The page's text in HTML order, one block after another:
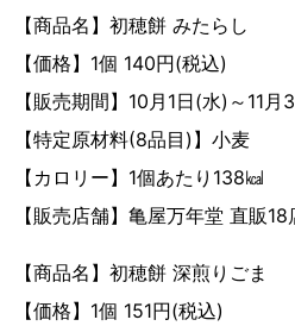
【商品名】初穂餅 みたらし
【価格】1個 140円(税込)
【販売期間】10月1日(水)～11月
【特定原材料(8品目)】小麦
【カロリー】1個あたり138㎉
【販売店舗】亀屋万年堂 直販
【商品名】初穂餅 深煎りごま
【価格】1個 151円(税込)